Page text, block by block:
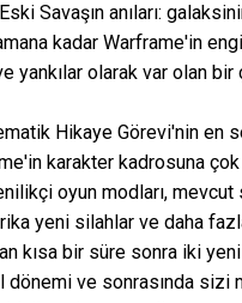
Savaşın anıları:
kadar Warframe'in
yankılar olarak var olan bir
Hikaye Görevi'nin en
karakter kadrosuna çok
oyun modları,
yeni silahlar ve daha
kısa bir süre sonra iki
dönemi ve sonrasında sizi